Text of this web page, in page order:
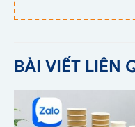
BÀI VIẾT LIÊN